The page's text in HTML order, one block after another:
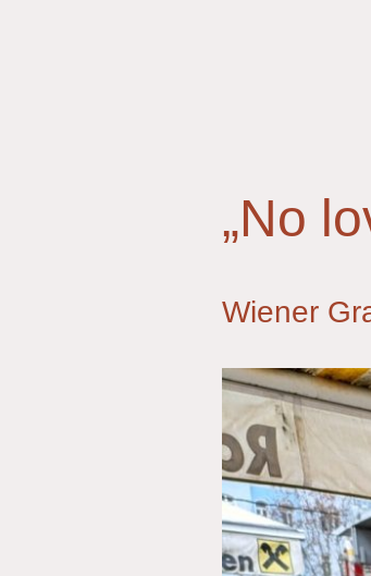
„No
Wiener